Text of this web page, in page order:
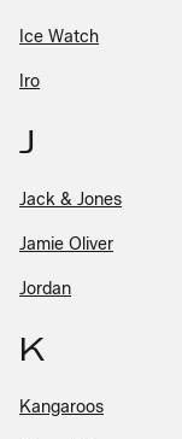
Ice Watch
Iro
J
Jack & Jones
Jamie Oliver
Jordan
K
Kangaroos